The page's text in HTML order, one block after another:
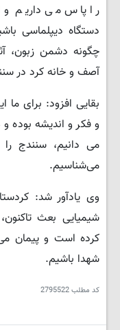
را پاس می داریم و
دستگاه دیپلماسی
چگونه دشمن زبون،
آصف و خانه کرد در
بقایی افزود: برای ما
و فکر و اندیشه بوده
می دانیم، سنندج
می‌شناسیم.
وی یادآور شد:
شیمیایی بعث
کرده است و پیمان می
شهدا باشیم.
کد مطلب2795522